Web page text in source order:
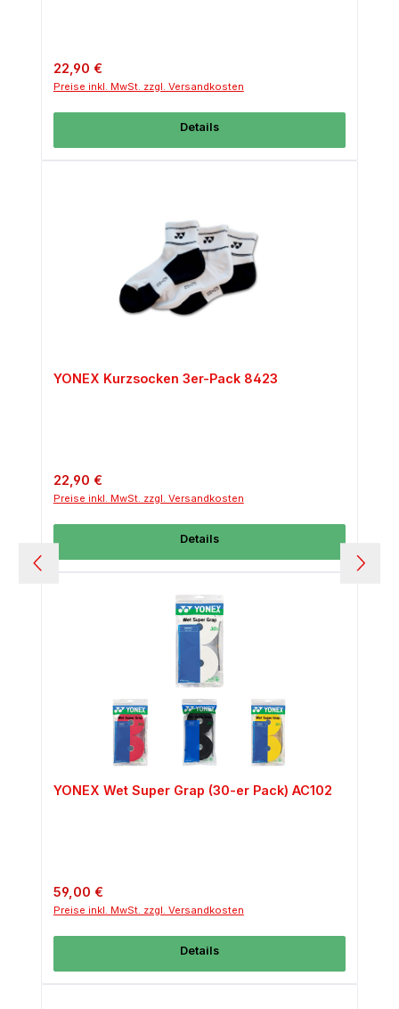
Regulärer Preis:
22,90 €
Preise inkl. MwSt. zzgl. Versandkosten
Details
YONEX Kurzsocken 3er-Pack 8423
Regulärer Preis:
22,90 €
Preise inkl. MwSt. zzgl. Versandkosten
Details
YONEX Wet Super Grap (30-er Pack) AC102
Regulärer Preis:
59,00 €
Preise inkl. MwSt. zzgl. Versandkosten
Details